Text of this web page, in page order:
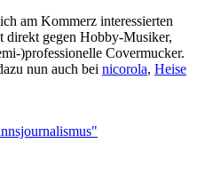
am Kommerz interessierten
direkt gegen Hobby-Musiker,
)professionelle Covermucker.
nun auch bei nicorola, Heise